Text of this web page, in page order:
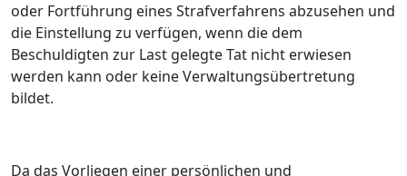
oder Fortführung eines Strafverfahrens abzusehen und
die Einstellung zu verfügen, wenn die dem
Beschuldigten zur Last gelegte Tat nicht erwiesen
werden kann oder keine Verwaltungsübertretung
bildet.
Da das Vorliegen einer persönlichen und